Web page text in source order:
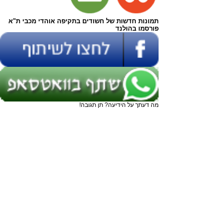
תמונות חדשות של חשודים בתקיפה אוהדי מכבי ת"א
פורסמו בהולנד
מה דעתך על הידיעה? תן תגובה!